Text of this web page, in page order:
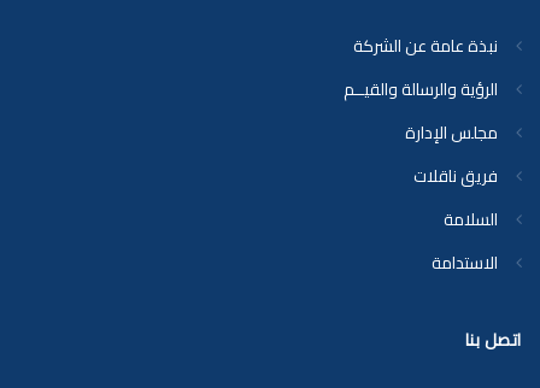
اتصل بنا
نبذة عامة عن الشركة
الرؤية والرسالة والقيــم
مجلس الإدارة
فريق ناقلات
السلامة
الاستدامة